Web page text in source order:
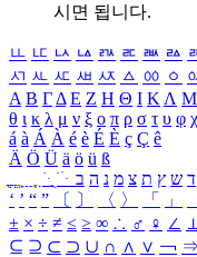
시면 됩니다.
ㅥ ㅦ ㅧ ㅨ ㅩ ㅪ ㅫ ㅬ
ㅺ ㅻ ㅼ ㅽ ㅾ ㅿ ㆀ ㆁ
Α Β ΓΔ Ε Ζ Η Θ Ι ΚΛ Μ
θ ι κ λ μ ν ξ ο π ρ σ τ υ φ χ
á à Á À é è É È ç Ç ê
Ä Ö Ü ä ö ü ß
ִֶֹ ֻּ ׁׂ ד ש ץ ת צ מ נ ה ב
‘ ’ “ ” 〔 〕 〈 〉 「 」
± × ÷ ≠ ≤ ≥ ∞ ∴ ♂ ♀ ∠
⊆ ⊇ ⊂ ⊃ ∪ ∩ ∧ ∨ ￢ ⇒